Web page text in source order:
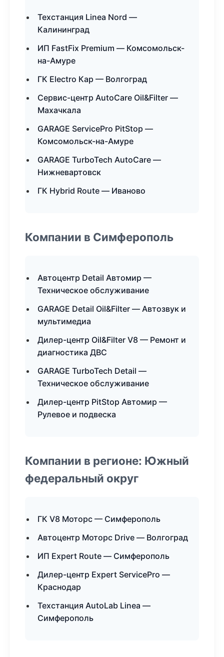
Техстанция Linea Nord —
Калининград
ИП FastFix Premium — Комсомольск-
на-Амуре
ГК Electro Кар — Волгоград
Сервис-центр AutoCare Oil&Filter —
Махачкала
GARAGE ServicePro PitStop —
Комсомольск-на-Амуре
GARAGE TurboTech AutoCare —
Нижневартовск
ГК Hybrid Route — Иваново
Компании в Симферополь
Автоцентр Detail Автомир —
Техническое обслуживание
GARAGE Detail Oil&Filter — Автозвук и
мультимедиа
Дилер-центр Oil&Filter V8 — Ремонт и
диагностика ДВС
GARAGE TurboTech Detail —
Техническое обслуживание
Дилер-центр PitStop Автомир —
Рулевое и подвеска
Компании в регионе: Южный
федеральный округ
ГК V8 Моторс — Симферополь
Автоцентр Моторс Drive — Волгоград
ИП Expert Route — Симферополь
Дилер-центр Expert ServicePro —
Краснодар
Техстанция AutoLab Linea —
Симферополь